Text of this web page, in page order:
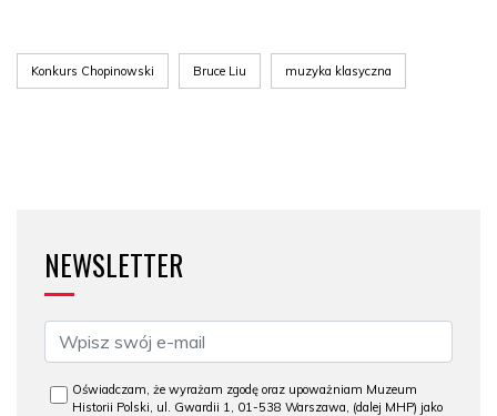
Konkurs Chopinowski Bruce Liu muzyka klasyczna
NEWSLETTER
Oświadczam, że wyrażam zgodę oraz upoważniam Muzeum
Historii Polski, ul. Gwardii 1, 01-538 Warszawa, (dalej MHP) jako